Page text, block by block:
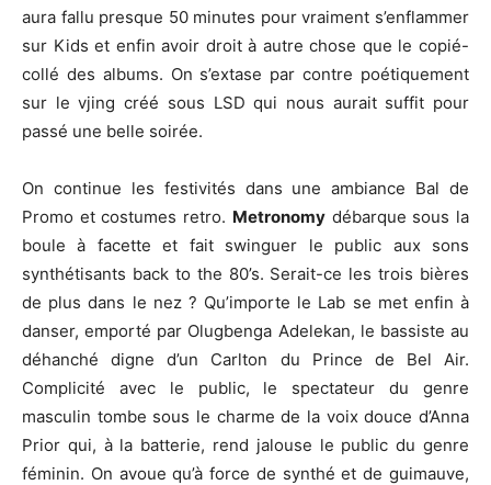
aura fallu presque 50 minutes pour vraiment s’enflammer
sur Kids et enfin avoir droit à autre chose que le copié-
collé des albums. On s’extase par contre poétiquement
sur le vjing créé sous LSD qui nous aurait suffit pour
passé une belle soirée.
On continue les festivités dans une ambiance Bal de
Promo et costumes retro. Metronomydébarque sous la
boule à facette et fait swinguer le public aux sons
synthétisants back to the 80’s. Serait-ce les trois bières
de plus dans le nez ? Qu’importe le Lab se met enfin à
danser, emporté par Olugbenga Adelekan, le bassiste au
déhanché digne d’un Carlton du Prince de Bel Air.
Complicité avec le public, le spectateur du genre
masculin tombe sous le charme de la voix douce d’Anna
Prior qui, à la batterie, rend jalouse le public du genre
féminin. On avoue qu’à force de synthé et de guimauve,